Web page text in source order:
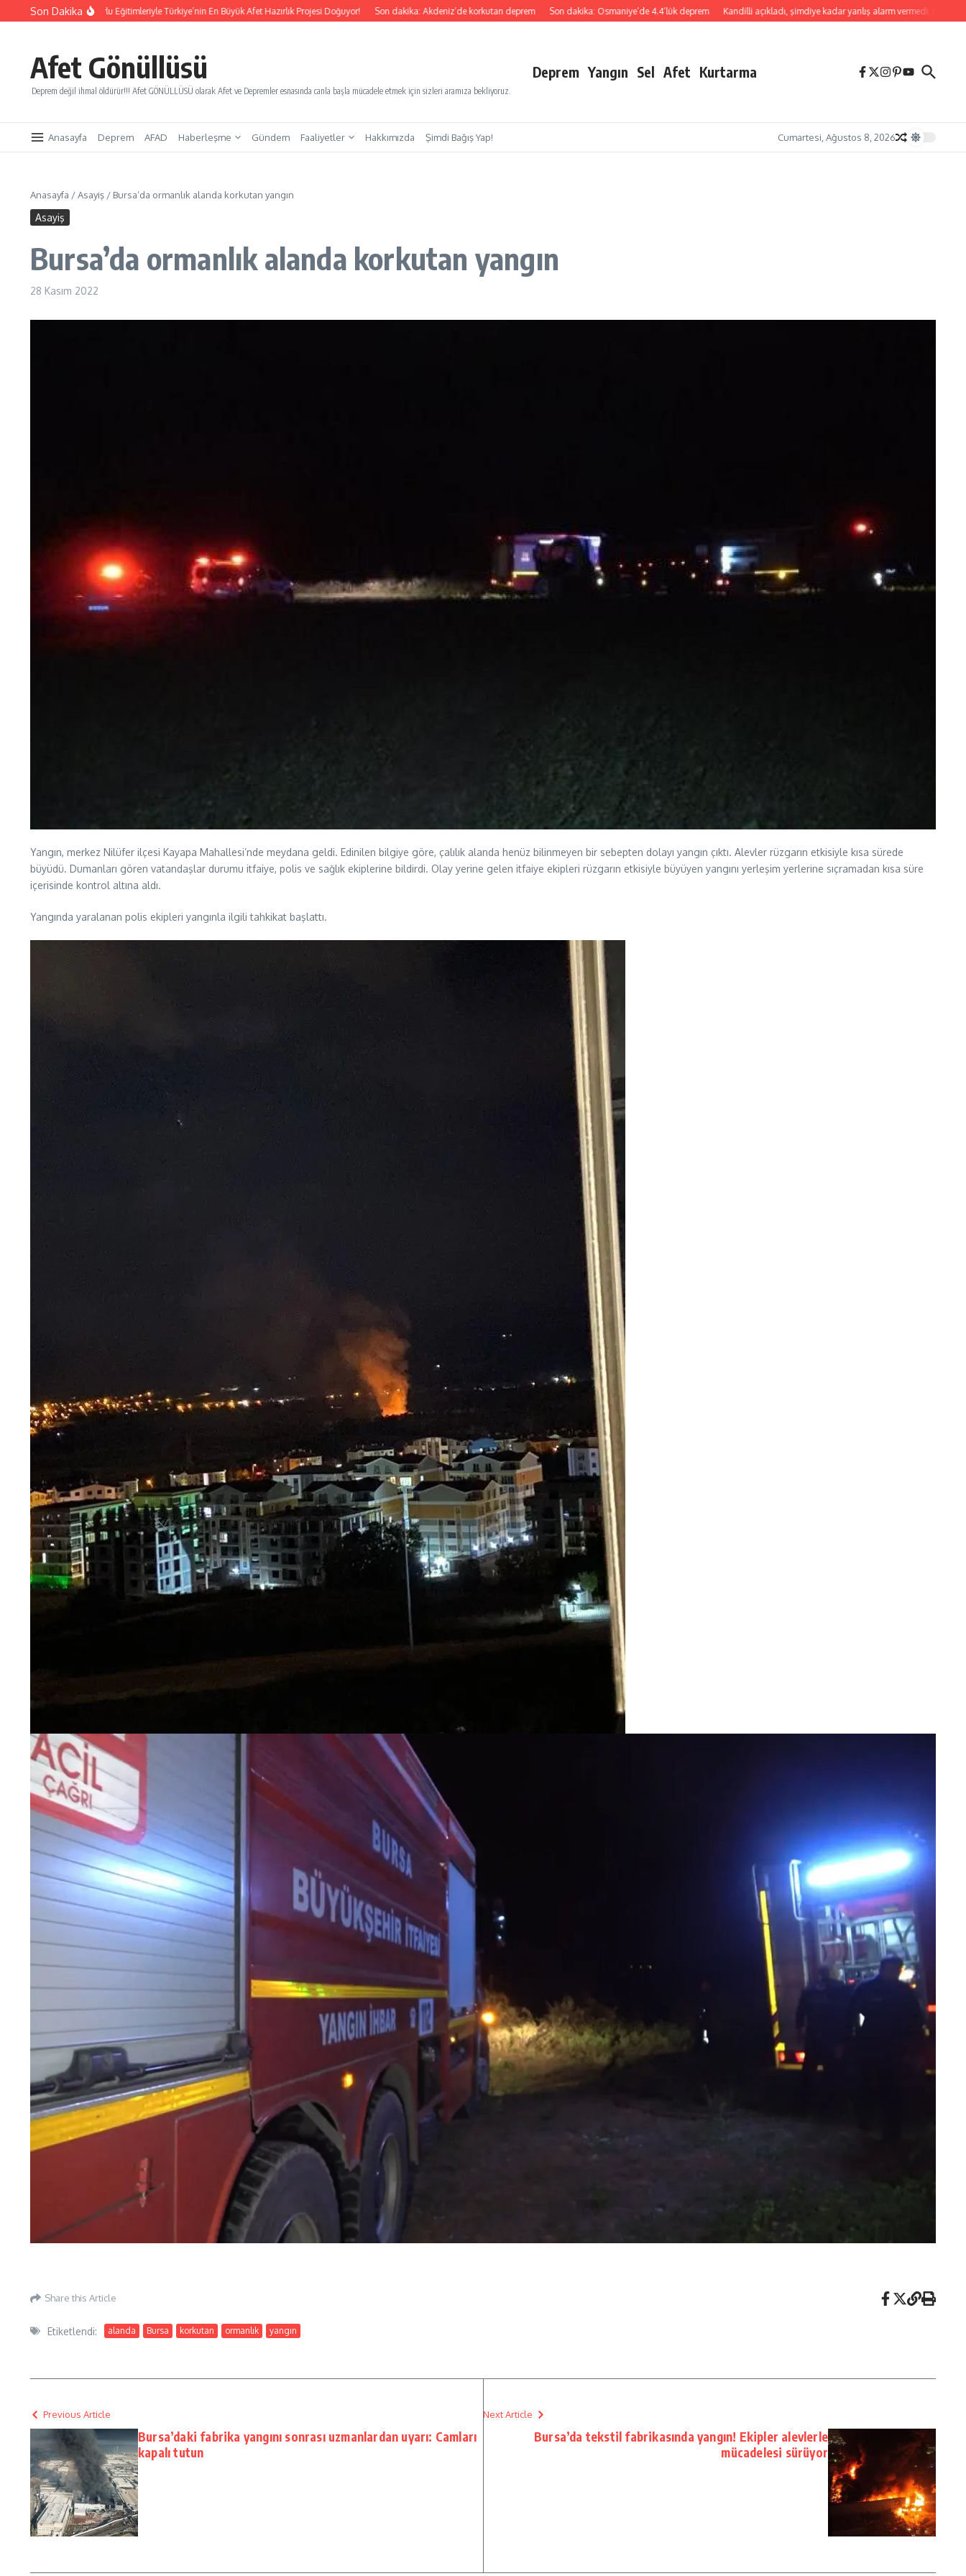
İçeriğe atlaSon Dakika
REDAK’ın Zorlu Eğitimleriyle Türkiye’nin En Büyük Afet Hazırlık Projesi Doğuyor! Son dakika: Akdeniz’de korkutan deprem Son dakika: Osmaniye’de 4.4’lük deprem Kandilli açıkladı, şimdiye kadar yanlış alarm vermedi: Depremi önceden
Afet Gönüllüsü
Deprem değil ihmal öldürür!!! Afet GÖNÜLLÜSÜ olarak Afet ve Depremler esnasında canla başla mücadele etmek için sizleri aramıza bekliyoruz.
Deprem Yangın Sel Afet Kurtarma
Anasayfa Deprem AFAD Haberleşme Gündem Faaliyetler Hakkımızda Şimdi Bağış Yap! Cumartesi, Ağustos 8, 2026
Anasayfa /Asayiş / Bursa’da ormanlık alanda korkutan yangın
Asayiş
Bursa’da ormanlık alanda korkutan yangın
28 Kasım 2022
Yangın, merkez Nilüfer ilçesi Kayapa Mahallesi’nde meydana geldi. Edinilen bilgiye göre, çalılık alanda henüz bilinmeyen bir sebepten dolayı yangın çıktı. Alevler rüzgarın etkisiyle kısa sürede
büyüdü. Dumanları gören vatandaşlar durumu itfaiye, polis ve sağlık ekiplerine bildirdi. Olay yerine gelen itfaiye ekipleri rüzgarın etkisiyle büyüyen yangını yerleşim yerlerine sıçramadan kısa süre
içerisinde kontrol altına aldı.
Yangında yaralanan polis ekipleri yangınla ilgili tahkikat başlattı.
Share this Article
Etiketlendi: alanda Bursa korkutan ormanlık yangın
Previous Article
Bursa’daki fabrika yangını sonrası uzmanlardan uyarı: Camları
kapalı tutun
Next Article
Bursa’da tekstil fabrikasında yangın! Ekipler alevlerle
mücadelesi sürüyor